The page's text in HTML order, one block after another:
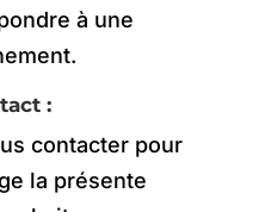
à une
:
contacter pour
la présente